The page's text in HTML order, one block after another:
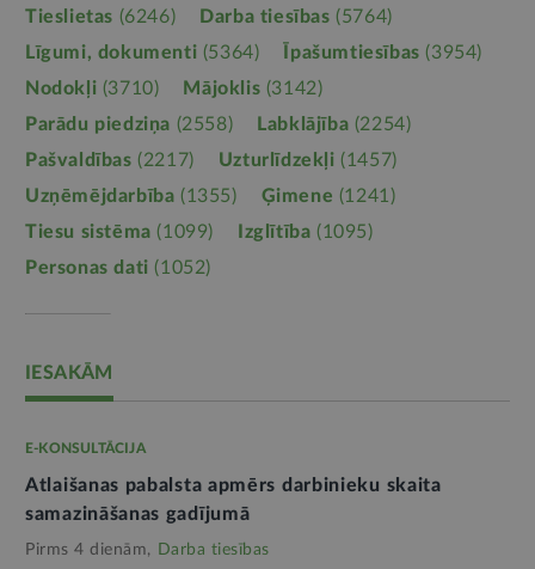
Tieslietas (6246) Darba tiesības (5764)
Līgumi, dokumenti (5364) Īpašumtiesības (3954)
Nodokļi (3710) Mājoklis (3142)
Parādu piedziņa (2558) Labklājība (2254)
Pašvaldības (2217) Uzturlīdzekļi (1457)
Uzņēmējdarbība (1355) Ģimene (1241)
Tiesu sistēma (1099) Izglītība (1095)
Personas dati (1052)
IESAKĀM
E-KONSULTĀCIJA
Atlaišanas pabalsta apmērs darbinieku skaita
samazināšanas gadījumā
Pirms 4 dienām, Darba tiesības